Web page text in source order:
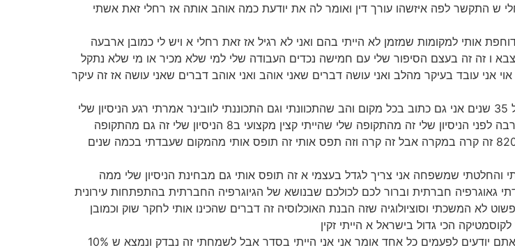
ש התקשר לפה איזשהו עורך דין ואומר לה את יודעת כמה אוהב אותה אז רחלי זאת אשתי
אותי למקומות שמזמן לא הייתי בהם ואני לא רגיל אז זאת רחלי א ויש לי כמובן ארבעה
בצו שמנה אחד השתחרר מכמעט 200 ימים ואחד בצבא ו זה זה בעצם הסיפור שלי עם חמישה נכדים העבודה שלי למי שלא מכיר או מי שלא נתקל
אני עובד בעיקר מהלב ואני עושה דברים שאני אוהב ואני אוהב דברים שאני עושה אז זה עיקר
(03:15) ונטוורקינג צריך לספר על עצמנו ואני רגיל להגיד שאני יש לי ניסיון של 35 שנים אני גם כתוב בכל מקום והב שהתכוונתי וגם התכוננתי לוובינר אמרתי רגע הניסיון שלי
זה לא רק 35 שנים זה לא רק כל מה שאני יודע הניסיון שלי למעשה מתחיל הרבה לפני הניסיון שלי זה מהתקופה שלי שהייתי קצין מקצועי ב8 הניסיון שלי זה גם מהתקופה
שגם כחלק מהתפקיד צוי שלי קרה והייתי המפקד של הבסיס של החרמון ב8200 זה קרה במקרה אבל זה קרה וזה תפס אותי זה תופס אותי מהמקום שעבדתי בכמה שנים
והחלטתי שמשפחה אני צריך לגדל בעצמי א זה תופס אותי גם מבחינת הניסיון שלי ממה
גאוגרפיה חברתית וברור לכם לכולכם שבנושא של הגיוגרפיה החברתית בהתפתחות עירונית
לא המשכתי וסוציולוגיה שזה הבנת האוכלוסיה זה דברים שהכינו אותי לחקר שוק וכמובן
(05:19) של חברה אני לא נכנס לשמות שלה עשתה לי תרגיל אני יכול לספר אתם יודעים לפעמים כל אחד אומר אני אני הייתי בסדר אבל לשמחתי זה נבדק ונמצא ש 10%